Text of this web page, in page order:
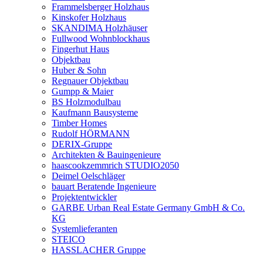
Frammelsberger Holzhaus
Kinskofer Holzhaus
SKANDIMA Holzhäuser
Fullwood Wohnblockhaus
Fingerhut Haus
Objektbau
Huber & Sohn
Regnauer Objektbau
Gumpp & Maier
BS Holzmodulbau
Kaufmann Bausysteme
Timber Homes
Rudolf HÖRMANN
DERIX-Gruppe
Architekten & Bauingenieure
haascookzemmrich STUDIO2050
Deimel Oelschläger
bauart Beratende Ingenieure
Projektentwickler
GARBE Urban Real Estate Germany GmbH & Co.
KG
Systemlieferanten
STEICO
HASSLACHER Gruppe